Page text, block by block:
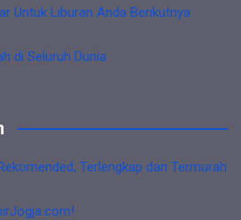
Untuk Liburan Anda Berikutnya
di Seluruh Dunia
Terlengkap dan Termurah